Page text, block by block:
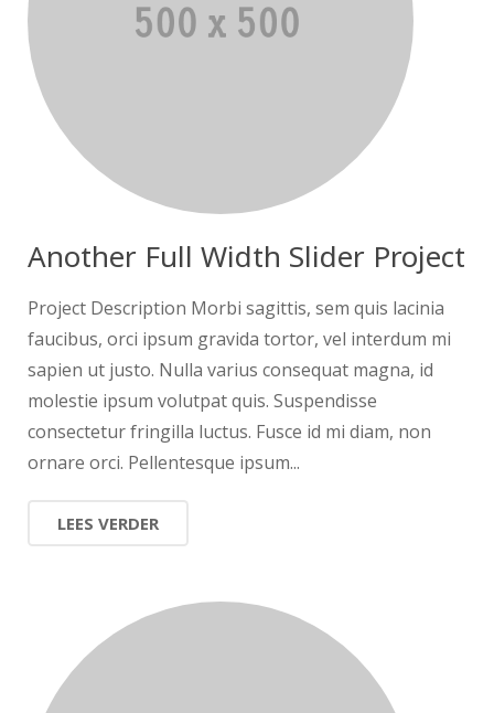
Another Full Width Slider Project
Project Description Morbi sagittis, sem quis lacinia
faucibus, orci ipsum gravida tortor, vel interdum mi
sapien ut justo. Nulla varius consequat magna, id
molestie ipsum volutpat quis. Suspendisse
consectetur fringilla luctus. Fusce id mi diam, non
ornare orci. Pellentesque ipsum...
LEES VERDER